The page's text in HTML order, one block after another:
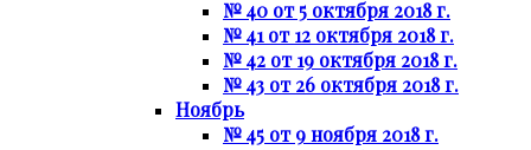
№ 40 от 5 октября 2018 г.
№ 41 от 12 октября 2018 г.
№ 42 от 19 октября 2018 г.
№ 43 от 26 октября 2018 г.
Ноябрь
№ 45 от 9 ноября 2018 г.